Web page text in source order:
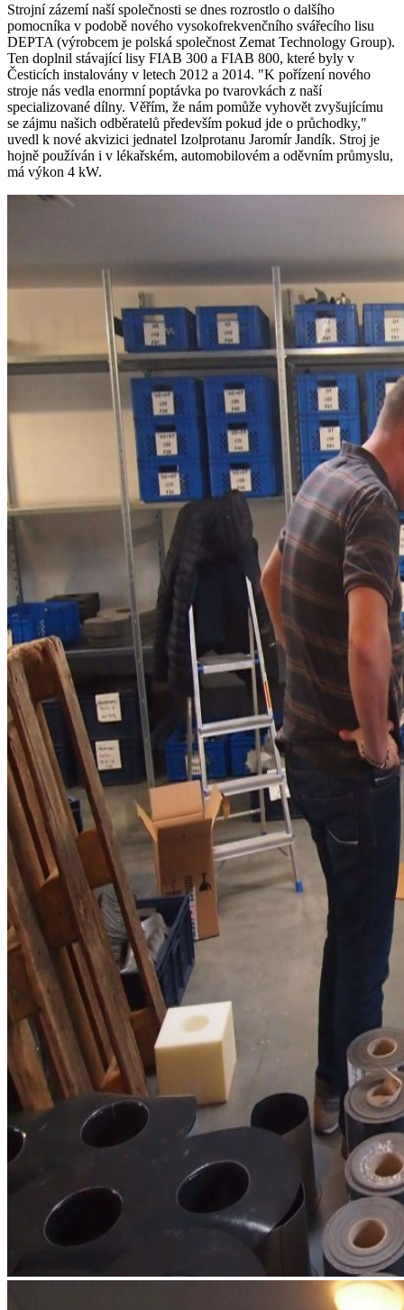
Strojní zázemí naší společnosti se dnes rozrostlo o dalšího
pomocníka v podobě nového vysokofrekvenčního svářecího lisu
DEPTA (výrobcem je polská společnost Zemat Technology Group).
Ten doplnil stávající lisy FIAB 300 a FIAB 800, které byly v
Česticích instalovány v letech 2012 a 2014. "K pořízení nového
stroje nás vedla enormní poptávka po tvarovkách z naší
specializované dílny. Věřím, že nám pomůže vyhovět zvyšujícímu
se zájmu našich odběratelů především pokud jde o průchodky,"
uvedl k nové akvizici jednatel Izolprotanu Jaromír Jandík. Stroj je
hojně používán i v lékařském, automobilovém a oděvním průmyslu,
má výkon 4 kW.